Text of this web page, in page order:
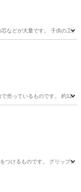
などが大量です。 子供の工
売っているものです。 約
つけるものです。 グリップ